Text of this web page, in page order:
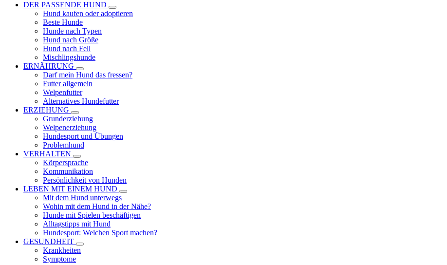
DER PASSENDE HUND
Hund kaufen oder adoptieren
Beste Hunde
Hunde nach Typen
Hund nach Größe
Hund nach Fell
Mischlingshunde
ERNÄHRUNG
Darf mein Hund das fressen?
Futter allgemein
Welpenfutter
Alternatives Hundefutter
ERZIEHUNG
Grunderziehung
Welpenerziehung
Hundesport und Übungen
Problemhund
VERHALTEN
Körpersprache
Kommunikation
Persönlichkeit von Hunden
LEBEN MIT EINEM HUND
Mit dem Hund unterwegs
Wohin mit dem Hund in der Nähe?
Hunde mit Spielen beschäftigen
Alltagstipps mit Hund
Hundesport: Welchen Sport machen?
GESUNDHEIT
Krankheiten
Symptome